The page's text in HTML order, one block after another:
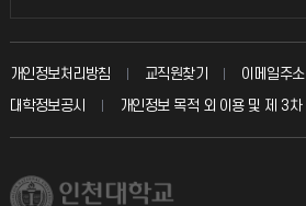
입학안내
취업정보(학생)
칭찬마당
학생서비스 지킴이
교수회
교육혁신본부
개인정보처리방침 교직원찾기
이메일주
대학정보공시
개인정보 목적 외 이용 및 제 3